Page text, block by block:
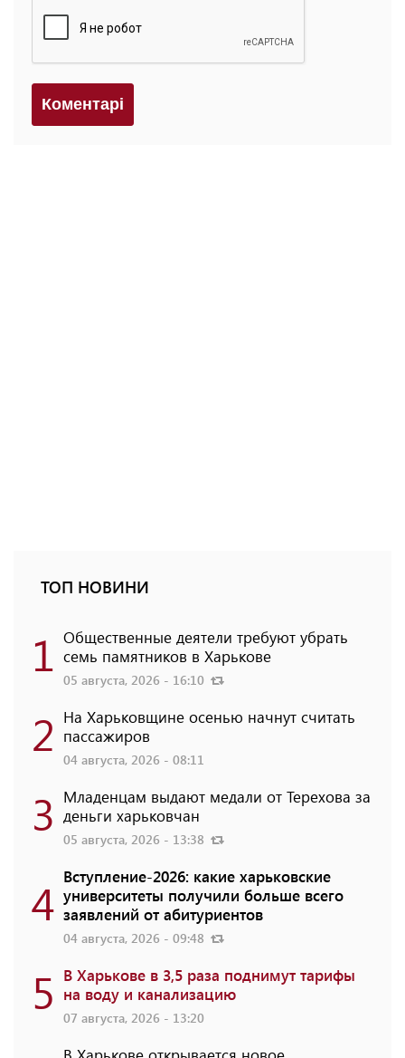
Коментарi
ТОП НОВИНИ
1 Общественные деятели требуют убрать
семь памятников в Харькове
05 августа, 2026 - 16:10
2 На Харьковщине осенью начнут считать
пассажиров
04 августа, 2026 - 08:11
3 Младенцам выдают медали от Терехова за
деньги харьковчан
05 августа, 2026 - 13:38
4 Вступление-2026: какие харьковские
университеты получили больше всего
заявлений от абитуриентов
04 августа, 2026 - 09:48
5 В Харькове в 3,5 раза поднимут тарифы
на воду и канализацию
07 августа, 2026 - 13:20